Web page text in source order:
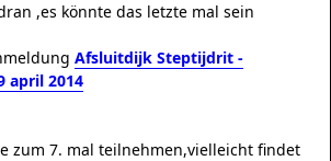
,es könnte das letzte mal sein
Afsluitdijk Steptijdrit -
april 2014
zum 7. mal teilnehmen,vielleicht findet